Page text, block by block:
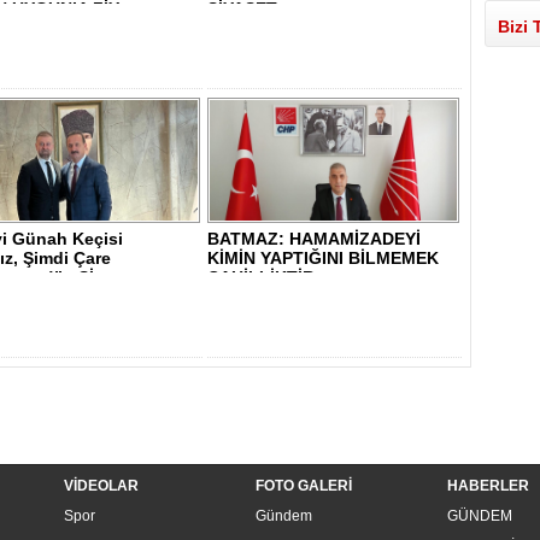
Bizi
UYGUN’A ZİY.. SİYASET..
Günah Keçisi
Şimdi Çare
- Sİ..
BATMAZ: HAMAMİZADEYİ
KİMİN YAPTIĞINI BİLMEMEK
CAHİLLİKTİR - ..
VİDEOLAR
Spor
FOTO GALERİ
Gündem
HABERLER
GÜNDEM